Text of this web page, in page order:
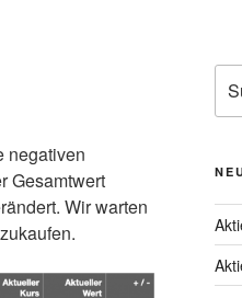
negativen
Gesamtwert
Wir warten